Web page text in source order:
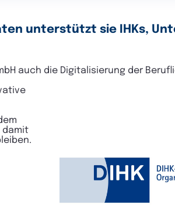
unterstützt sie IHKs,
auch die Digitalisierung der
damit